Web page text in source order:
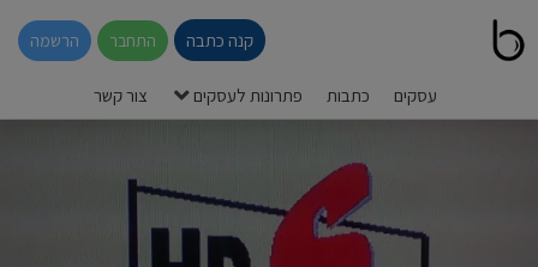
קנה כתבה התחבר הרשמה
עסקים כתבות פתרונות לעסקים צור קשר